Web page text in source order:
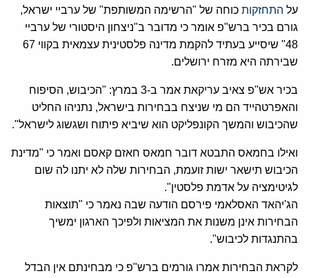
על התחזקות כוחה של "הרשימה המשותפת" של ערביי ישראל,
גורם בכיר ברש"פ אומר כי מדובר ב"ניצחון היסטורי של ערביי
48" שיסייע בעתיד להקמת מדינה פלסטינית עצמאית בקווי 67
שבירתה היא מזרח ירושלים.
בכיר אש"פ צאיב עריקאת אמר ב-3 במרץ: "הכיבוש, הסיפוח
והאפרטהייד הם מי שניצח בבחירות בישראל, נתניהו החליט
שהכיבוש והמשך הקונפליקט הוא שיביא פיתוח ושגשוג לישראל".
ואילו בחמאס התבטא דובר חמאס חאזם קאסם ואמר כי "מדינת
הכיבוש תישאר ישות זועמת, הבחירות שלה לא יתנו לה שום
לגיטימציה על אדמת פלסטין".
הג'יהאד האסלאמי פירסם הודעה שבה נאמר כי "תוצאות
הבחירות אינן משנות את המציאות ולפיכך הארגון ימשיך
בהתנגדות לכיבוש".
לקראת הבחירות אמרו גורמים ברש"פ כי מבחינתם אין הבדל